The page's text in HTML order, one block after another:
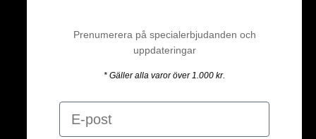
Följ oss
Prenumerera på specialerbjudanden och
uppdateringar
* Gäller alla varor över 1.000 kr.